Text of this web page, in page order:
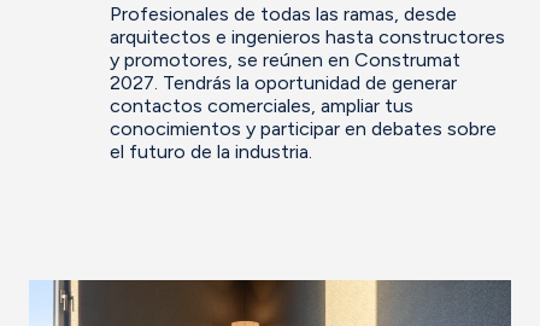
Profesionales de todas las ramas, desde
arquitectos e ingenieros hasta constructores
y promotores, se reúnen en Construmat
2027. Tendrás la oportunidad de generar
contactos comerciales, ampliar tus
conocimientos y participar en debates sobre
el futuro de la industria.